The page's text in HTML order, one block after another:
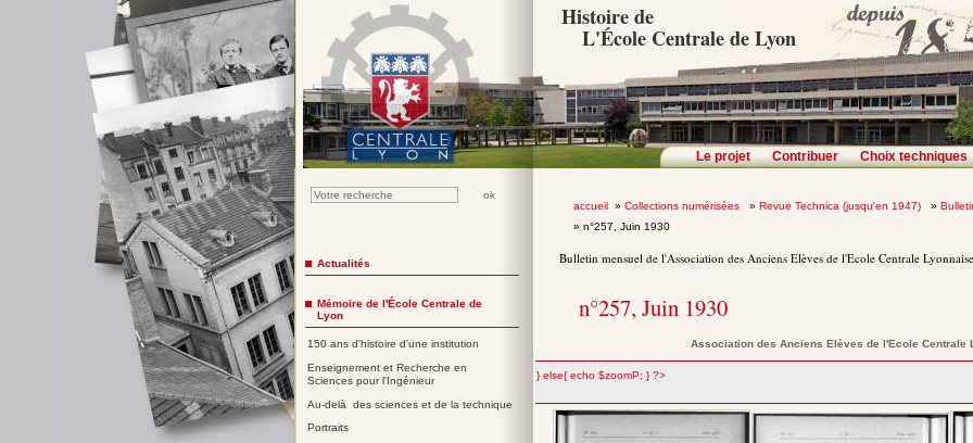
Histoire de
L'École Centrale de Lyon
Le projet Contribuer Choix techniques
accueil» Collections numérisées » Revue Technica (jusqu'en 1947) »
» n°257, Juin 1930
Bulletin mensuel de l'Association des Anciens Elèves de l'Ecole Centrale
n°257, Juin 1930
Association des Anciens Elèves de l'Ecole Centrale
";} else{ echo $zoomP; } ?>
Actualités
Mémoire de l'École Centrale de
Lyon
150 ans d'histoire d'une institution
Enseignement et Recherche en
Sciences pour l'Ingénieur
Au-delà des sciences et de la technique
Portraits